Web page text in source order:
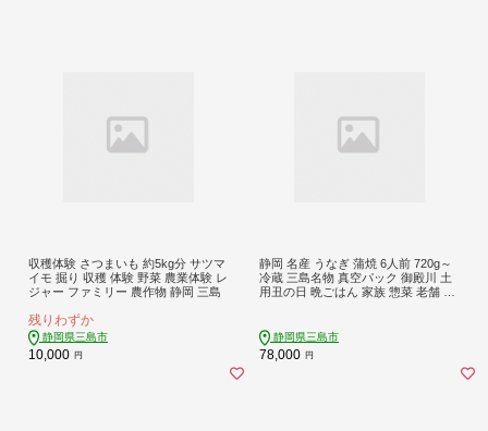
収穫体験 さつまいも 約5kg分 サツマ
イモ 掘り 収穫 体験 野菜 農業体験 レ
ジャー ファミリー 農作物 静岡 三島
残りわずか
静岡県三島市
10,000 円
静岡 名産 うなぎ 蒲焼 6人前 720g～
冷蔵 三島名物 真空パック 御殿川 土
用丑の日 晩ごはん 家族 惣菜 老舗 贈
門店 お取り寄せ プレゼント 贈答用
静岡うなぎ 三島市 静岡県
静岡県三島市
78,000 円